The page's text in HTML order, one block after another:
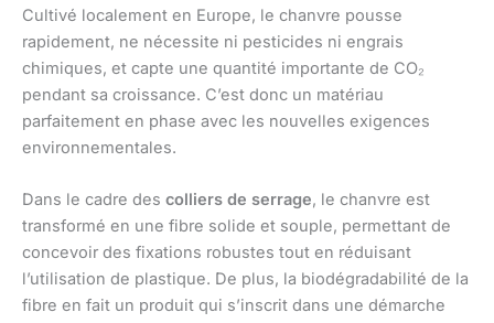
Cultivé localement en Europe, le chanvre pousse
rapidement, ne nécessite ni pesticides ni engrais
chimiques, et capte une quantité importante de CO₂
pendant sa croissance. C’est donc un matériau
parfaitement en phase avec les nouvelles exigences
environnementales.
Dans le cadre des colliers de serrage, le chanvre est
transformé en une fibre solide et souple, permettant de
concevoir des fixations robustes tout en réduisant
l’utilisation de plastique. De plus, la biodégradabilité de la
fibre en fait un produit qui s’inscrit dans une démarche